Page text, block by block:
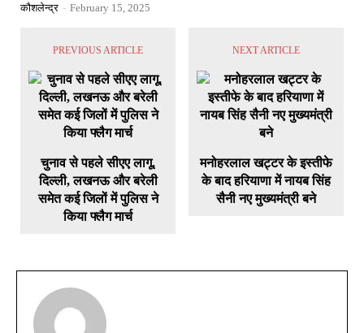
कौशलेन्द्र - February 15, 2025
PREVIOUS ARTICLE
चुनाव से पहले सीएए लागू,
दिल्ली, लखनऊ और बरेली
समेत कई जिलों में पुलिस ने
किया फ्लैग मार्च
NEXT ARTICLE
मनोहरलाल खट्टर के इस्तीफे
के बाद हरियाणा में नायब सिंह
सैनी नए मुख्यमंत्री बने